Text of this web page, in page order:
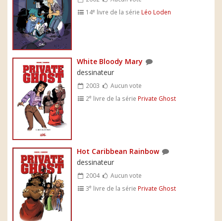
14e livre de la série Léo Loden
White Bloody Mary
dessinateur
2003
Aucun vote
2e livre de la série Private Ghost
Hot Caribbean Rainbow
dessinateur
2004
Aucun vote
3e livre de la série Private Ghost